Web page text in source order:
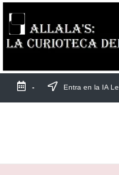
Saltar
al
- Entra en la IA